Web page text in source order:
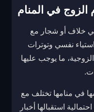
في المنام
في خلاف أو شجار مع
نفسي وتوترات
ما يوجب عليها
في منامها تختلف مع
استقبالها أخبار